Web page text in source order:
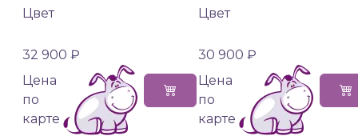
Цвет
32 900 ₽
Цена
по
карте
Цвет
30 900 ₽
Цена
по
карте